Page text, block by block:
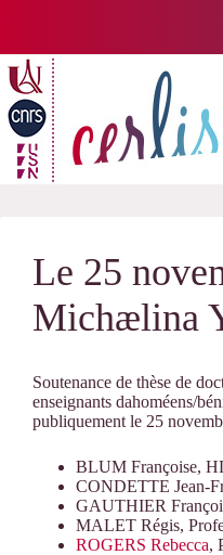
Le 25
Michælina
Soutenance de thèse de
enseignants dahoméens/
publiquement le 25
BLUM Françoise,
CONDETTE Jean-
GAUTHIER
MALET Régis,
ROGERS Rebecca,